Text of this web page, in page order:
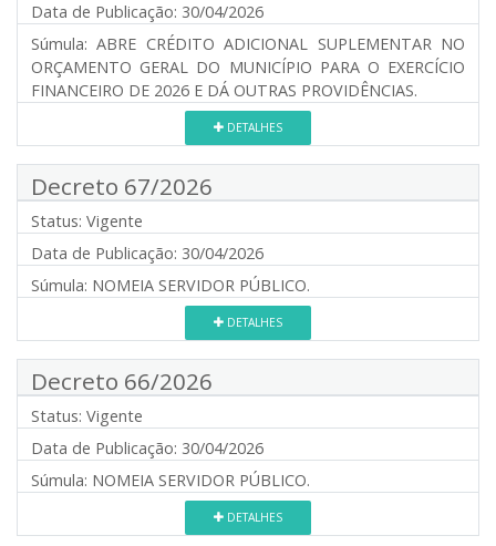
Data de Publicação: 30/04/2026
Súmula: ABRE CRÉDITO ADICIONAL SUPLEMENTAR NO
ORÇAMENTO GERAL DO MUNICÍPIO PARA O EXERCÍCIO
FINANCEIRO DE 2026 E DÁ OUTRAS PROVIDÊNCIAS.
DETALHES
Decreto 67/2026
Status: Vigente
Data de Publicação: 30/04/2026
Súmula: NOMEIA SERVIDOR PÚBLICO.
DETALHES
Decreto 66/2026
Status: Vigente
Data de Publicação: 30/04/2026
Súmula: NOMEIA SERVIDOR PÚBLICO.
DETALHES